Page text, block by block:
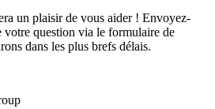
un plaisir de vous aider ! Envoyez-
votre question via le formulaire de
dans les plus brefs délais.